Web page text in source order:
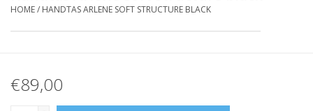
HANDTASSEN & KLEINE
HOME/ HANDTAS ARLENE SOFT STRUCTURE BLACK
€89,00